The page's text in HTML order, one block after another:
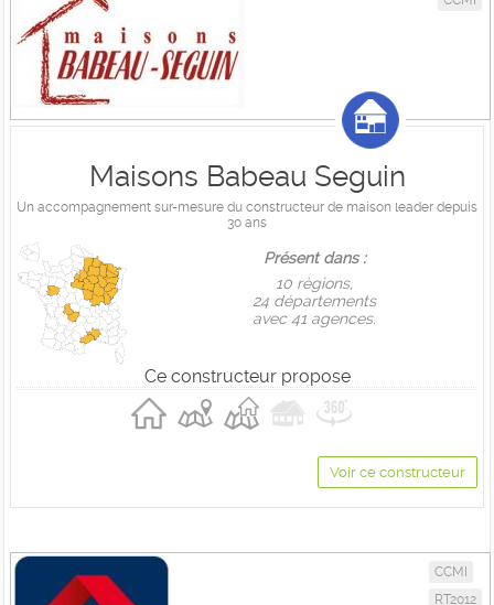
Maisons Babeau Seguin
Un accompagnement sur-mesure du constructeur de maison leader depuis
30 ans
Présent dans :
10 règions,
24 départements
avec 41 agences.
Ce constructeur propose
Voir ce constructeur
CCMI
RT2012